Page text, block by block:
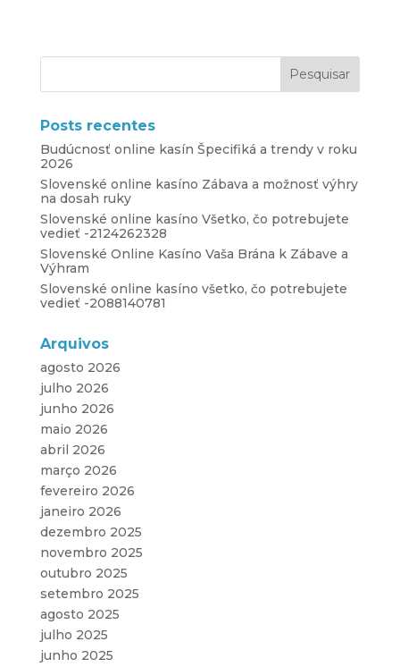
Posts recentes
Budúcnosť online kasín Špecifiká a trendy v roku
2026
Slovenské online kasíno Zábava a možnosť výhry
na dosah ruky
Slovenské online kasíno Všetko, čo potrebujete
vedieť -2124262328
Slovenské Online Kasíno Vaša Brána k Zábave a
Výhram
Slovenské online kasíno všetko, čo potrebujete
vedieť -2088140781
Arquivos
agosto 2026
julho 2026
junho 2026
maio 2026
abril 2026
março 2026
fevereiro 2026
janeiro 2026
dezembro 2025
novembro 2025
outubro 2025
setembro 2025
agosto 2025
julho 2025
junho 2025